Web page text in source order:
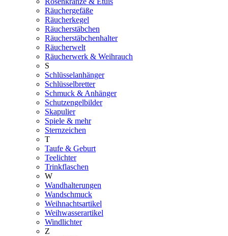
Räuchergefäße
Räucherkegel
Räucherstäbchen
Räucherstäbchenhalter
Räucherwelt
Räucherwerk & Weihrauch
S
Schlüsselanhänger
Schlüsselbretter
Schmuck & Anhänger
Schutzengelbilder
Skapulier
Spiele & mehr
Sternzeichen
T
Taufe & Geburt
Teelichter
Trinkflaschen
W
Wandhalterungen
Wandschmuck
Weihnachtsartikel
Weihwasserartikel
Windlichter
Z